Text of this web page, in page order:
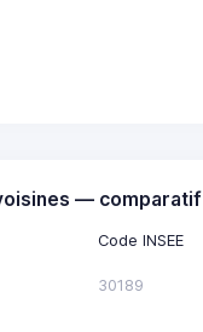
— comparatif
Code INSEE
30189